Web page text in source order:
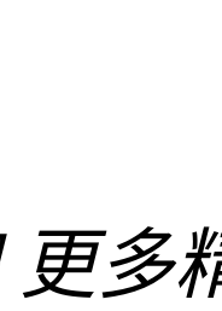
更多